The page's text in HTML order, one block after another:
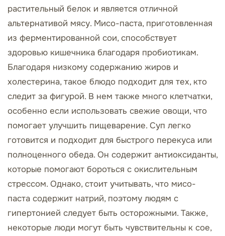
растительный белок и является отличной
альтернативой мясу. Мисо-паста, приготовленная
из ферментированной сои, способствует
здоровью кишечника благодаря пробиотикам.
Благодаря низкому содержанию жиров и
холестерина, такое блюдо подходит для тех, кто
следит за фигурой. В нем также много клетчатки,
особенно если использовать свежие овощи, что
помогает улучшить пищеварение. Суп легко
готовится и подходит для быстрого перекуса или
полноценного обеда. Он содержит антиоксиданты,
которые помогают бороться с окислительным
стрессом. Однако, стоит учитывать, что мисо-
паста содержит натрий, поэтому людям с
гипертонией следует быть осторожными. Также,
некоторые люди могут быть чувствительны к сое,